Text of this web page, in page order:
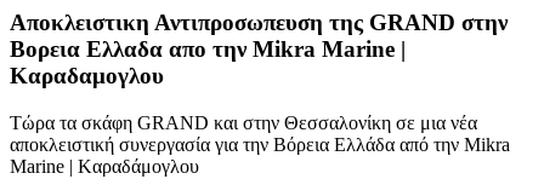
Αποκλειστικη Αντιπροσωπευση της GRAND στην
Βορεια Ελλαδα απο την Μikra Marine |
Kαραδαμογλου
Τώρα τα σκάφη GRAND και στην Θεσσαλονίκη σε μια νέα
αποκλειστική συνεργασία για την Βόρεια Ελλάδα από την Mikra
Marine | Kαραδάμογλου